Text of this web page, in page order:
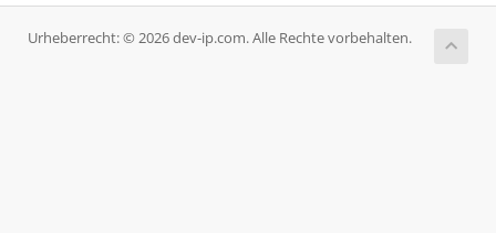
Urheberrecht: © 2026 dev-ip.com. Alle Rechte vorbehalten.